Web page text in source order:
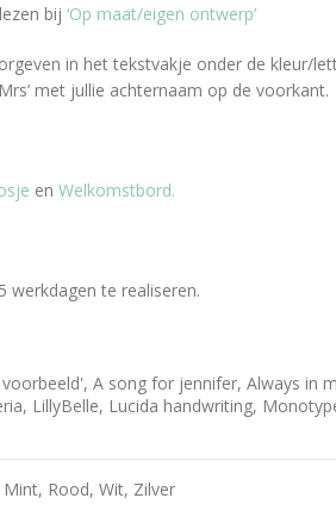
bij ‘Op maat/eigen ontwerp’
in het tekstvakje onder de kleur/
met jullie achternaam op de voorkant.
en Welkomstbord.
te realiseren.
A song for jennifer, Always in
LillyBelle, Lucida handwriting,
Rood, Wit, Zilver